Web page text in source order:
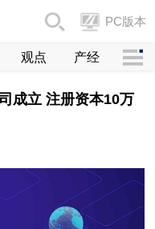
PC版本
观点 产经
成立 注册资本10万